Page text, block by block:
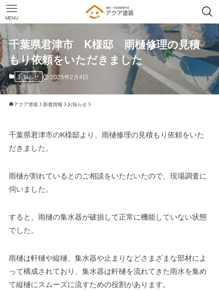
MENU
千葉県君津市 K様邸 雨樋修理の見積
もり依頼をいただきました
お知らせ 2025年2月4日
アクア塗装 新着情報 お知らせ
千葉県君津市のK様邸より、雨樋修理の見積もり依頼をいた
だきました。
雨樋が割れているとのご相談をいただいたので、現場調査に
伺いました。
すると、雨樋の集水器が破損して正常に機能していない状態
でした。
雨樋は軒樋や縦樋、集水器や止まりなどさまざまな部材によ
って構成されており、集水器は軒樋を流れてきた雨水を集め
て縦樋にスムーズに流すための役割があります。